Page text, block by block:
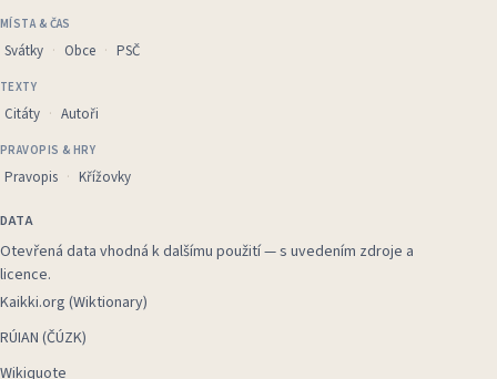
MÍSTA & ČAS
Svátky Obce PSČ
TEXTY
Citáty Autoři
PRAVOPIS & HRY
Pravopis Křížovky
DATA
Otevřená data vhodná k dalšímu použití — s uvedením zdroje a
licence.
Kaikki.org (Wiktionary)
RÚIAN (ČÚZK)
Wikiquote